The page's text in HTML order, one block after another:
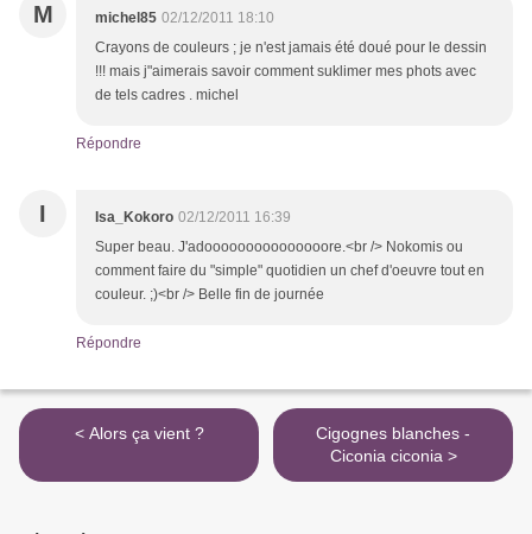
M michel85 02/12/2011 18:10
Crayons de couleurs ; je n'est jamais été doué pour le dessin
!!! mais j"aimerais savoir comment suklimer mes phots avec
de tels cadres . michel
Répondre
I Isa_Kokoro 02/12/2011 16:39
Super beau. J'adooooooooooooooore.<br /> Nokomis ou
comment faire du "simple" quotidien un chef d'oeuvre tout en
couleur. ;)<br /> Belle fin de journée
Répondre
< Alors ça vient ?
Cigognes blanches -
Ciconia ciconia >